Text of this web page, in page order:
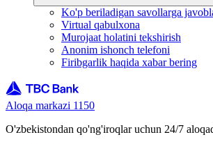
Ko'p beriladigan savollarga
Virtual qabulxona
Murojaat holatini tekshirish
Anonim ishonch telefoni
Firibgarlik haqida xabar bering
Aloqa markazi 1150
O'zbekistondan qo'ng'iroqlar uchun 24/7